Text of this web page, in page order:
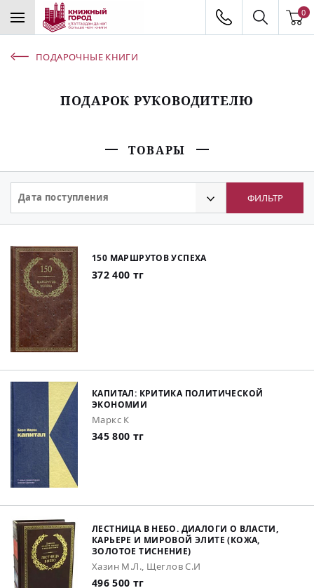
0
ПОДАРОЧНЫЕ КНИГИ
ПОДАРОК РУКОВОДИТЕЛЮ
ТОВАРЫ
Дата поступления ФИЛЬТР
150 МАРШРУТОВ УСПЕХА
372 400 тг
КАПИТАЛ: КРИТИКА ПОЛИТИЧЕСКОЙ
ЭКОНОМИИ
Маркс К
345 800 тг
ЛЕСТНИЦА В НЕБО. ДИАЛОГИ О ВЛАСТИ,
КАРЬЕРЕ И МИРОВОЙ ЭЛИТЕ (КОЖА,
ЗОЛОТОЕ ТИСНЕНИЕ)
Хазин М.Л., Щеглов С.И
496 500 тг